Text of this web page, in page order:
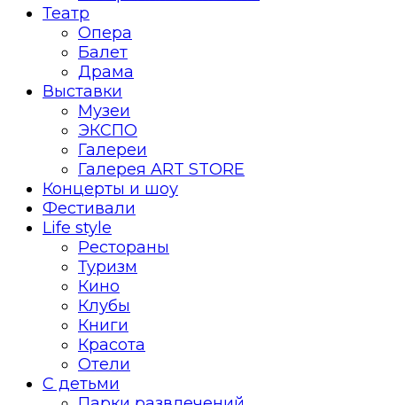
Театр
Опера
Балет
Драма
Выставки
Музеи
ЭКСПО
Галереи
Галерея ART STORE
Концерты и шоу
Фестивали
Life style
Рестораны
Туризм
Кино
Клубы
Книги
Красота
Отели
С детьми